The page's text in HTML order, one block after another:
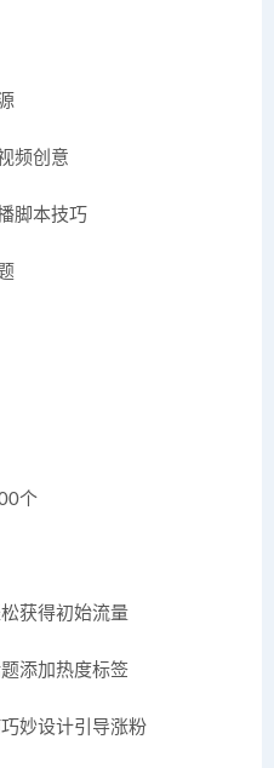
频创意
脚本技巧
个
获得初始流量
添加热度标签
妙设计引导涨粉